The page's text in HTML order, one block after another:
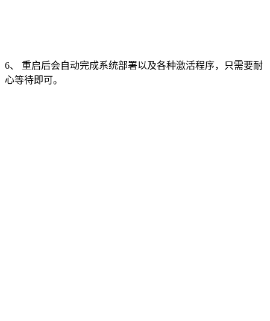
6、 重启后会自动完成系统部署以及各种激活程序，只需要耐
心等待即可。